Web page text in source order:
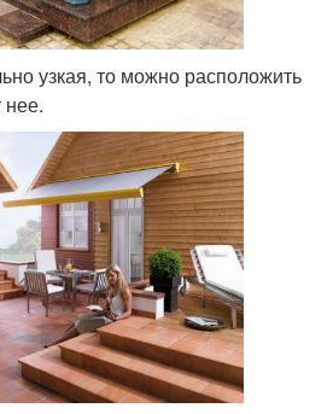
узкая, то можно расположить